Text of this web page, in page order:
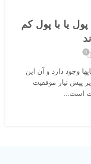
یا با پول کم
0
وجود دارد و آن این
پیش نیاز موفقیت
است...